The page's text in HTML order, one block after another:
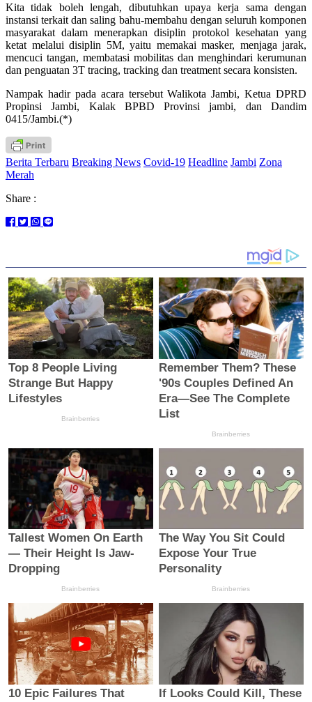
Kita tidak boleh lengah, dibutuhkan upaya kerja sama dengan
instansi terkait dan saling bahu-membahu dengan seluruh komponen
masyarakat dalam menerapkan disiplin protokol kesehatan yang
ketat melalui disiplin 5M, yaitu memakai masker, menjaga jarak,
mencuci tangan, membatasi mobilitas dan menghindari kerumunan
dan penguatan 3T tracing, tracking dan treatment secara konsisten.
Nampak hadir pada acara tersebut Walikota Jambi, Ketua DPRD
Propinsi Jambi, Kalak BPBD Provinsi jambi, dan Dandim
0415/Jambi.(*)
Berita Terbaru Breaking News Covid-19 Headline Jambi Zona
Merah
Share :